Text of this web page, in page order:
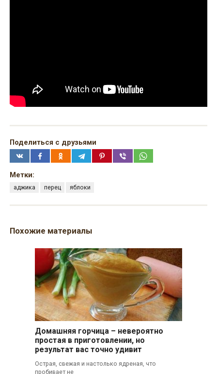
Поделиться с друзьями
Метки:
аджика перец яблоки
Похожие материалы
Домашняя горчица – невероятно
простая в приготовлении, но
результат вас точно удивит
Острая, свежая и настолько ядреная, что
пробивает не